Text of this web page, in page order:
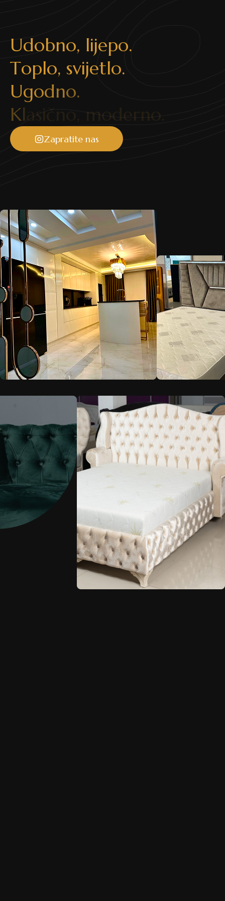
uzglavljem postavljati uz zid, već se može smjestiti u
samo središte sobe
2. Originalne i zabavne dizajnerske ideje nisu zaobišle
ni krevete – od kreveta koji se ljuljaju poput stolice ili
pak kreveti s visokim uzglavljima futurističkih linija koja
se protežu preko čitave dužne kreveta.
3. Vodeni kreveti u posljednje su vrijeme sve popularniji
i vraćaju se na velika vrata, naročito u domovima
mlađih parova.
Udobno, lijepo.
Toplo, svijetlo.
Ugodno.
Klas i č mode r no
Zapratite nas